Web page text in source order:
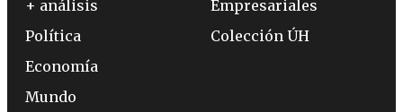
+ análisis
Política
Economía
Mundo
Empresariales
Colección ÚH